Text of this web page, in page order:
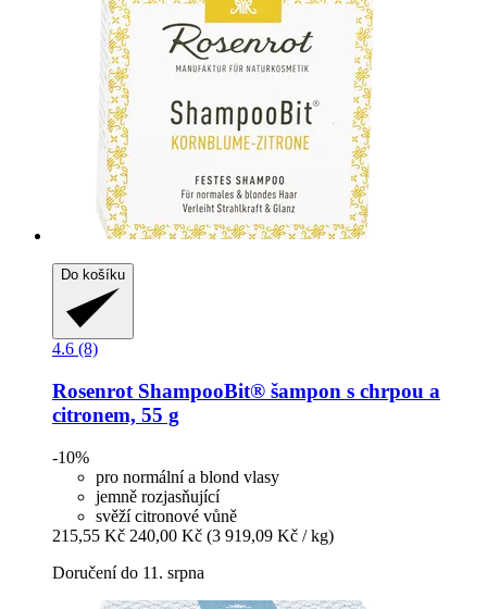
Do košíku
4.6 (8)
Rosenrot ShampooBit® šampon s chrpou a
citronem, 55 g
-10%
pro normální a blond vlasy
jemně rozjasňující
svěží citronové vůně
215,55 Kč 240,00 Kč (3 919,09 Kč / kg)
Doručení do 11. srpna